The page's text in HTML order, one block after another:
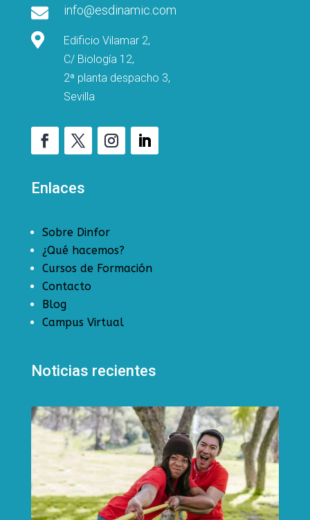
 info@esdinamic.com

Edificio Vilamar 2,
C/ Biología 12,
2ª planta despacho 3,
Sevilla
Enlaces
Sobre Dinfor
¿Qué hacemos?
Cursos de Formación
Contacto
Blog
Campus Virtual
Noticias recientes